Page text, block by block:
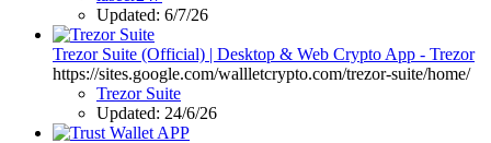
Updated: 6/7/26
Trezor Suite (Official) | Desktop & Web Crypto App - Trezor
https://sites.google.com/wallletcrypto.com/trezor-suite/home/
Trezor Suite
Updated: 24/6/26